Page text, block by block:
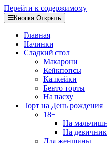
Перейти к содержимому
Кнопка Открыть
Главная
Начинки
Сладкий стол
Макарони
Кейкпопсы
Капкейки
Бенто торты
На пасху
Торт на День рождения
18+
На
На девичник
Для женщины